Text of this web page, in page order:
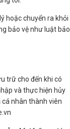
hoặc chuyển ra khỏi
bảo vệ như luật bảo
trữ cho đến khi có
và thực hiện hủy
nhân thành viên